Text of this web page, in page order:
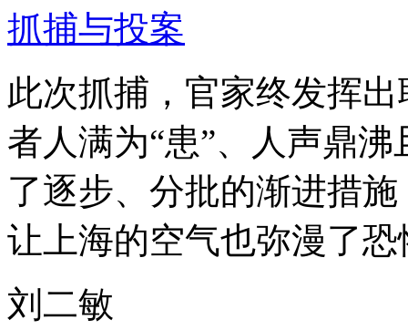
抓捕与投案
此次抓捕，官家终发挥
者人满为“患”、人声鼎
了逐步、分批的渐进措
让上海的空气也弥漫了
刘二敏